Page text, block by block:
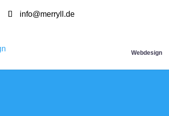
info@merryll.de
Webdesign